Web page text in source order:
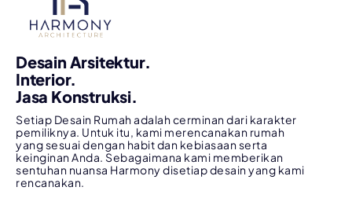
Desain Arsitektur.
Interior.
Jasa Konstruksi.
Setiap Desain Rumah adalah cerminan dari karakter
pemiliknya. Untuk itu, kami merencanakan rumah
yang sesuai dengan habit dan kebiasaan serta
keinginan Anda. Sebagaimana kami memberikan
sentuhan nuansa Harmony disetiap desain yang kami
rencanakan.